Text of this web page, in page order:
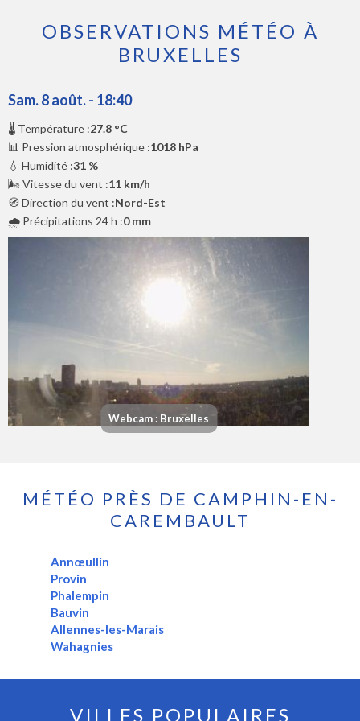
OBSERVATIONS MÉTÉO À
BRUXELLES
Sam. 8 août. - 18:40
🌡️ Température :27.8 °C
📊 Pression atmosphérique :1018 hPa
💧 Humidité :31 %
🌬️ Vitesse du vent :11 km/h
🧭 Direction du vent :Nord-Est
🌧️ Précipitations 24 h :0 mm
Webcam : Bruxelles
MÉTÉO PRÈS DE CAMPHIN-EN-
CAREMBAULT
Annœullin
Provin
Phalempin
Bauvin
Allennes-les-Marais
Wahagnies
VILLES POPULAIRES